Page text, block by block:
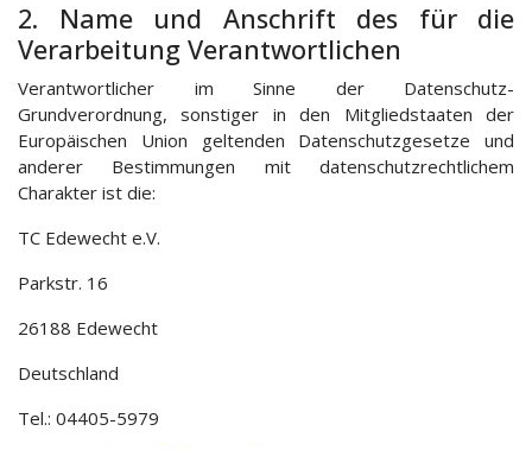
2. Name und Anschrift des für die
Verarbeitung Verantwortlichen
Verantwortlicher im Sinne der Datenschutz-
Grundverordnung, sonstiger in den Mitgliedstaaten der
Europäischen Union geltenden Datenschutzgesetze und
anderer Bestimmungen mit datenschutzrechtlichem
Charakter ist die:
TC Edewecht e.V.
Parkstr. 16
26188 Edewecht
Deutschland
Tel.: 04405-5979